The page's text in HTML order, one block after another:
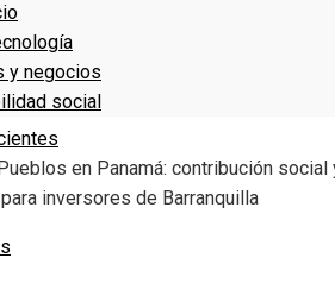
y negocios
social
en Panamá: contribución social
inversores de Barranquilla